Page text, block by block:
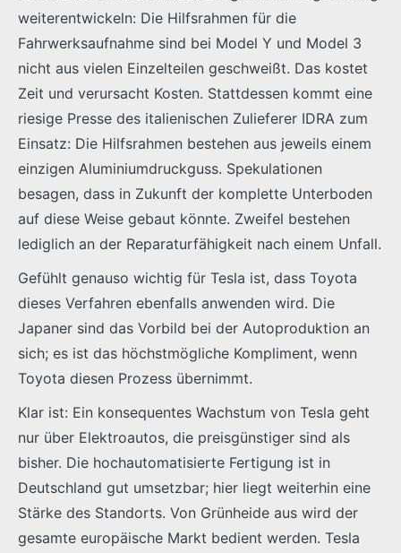
weiterentwickeln: Die Hilfsrahmen für die
Fahrwerksaufnahme sind bei Model Y und Model 3
nicht aus vielen Einzelteilen geschweißt. Das kostet
Zeit und verursacht Kosten. Stattdessen kommt eine
riesige Presse des italienischen Zulieferer IDRA zum
Einsatz: Die Hilfsrahmen bestehen aus jeweils einem
einzigen Aluminiumdruckguss. Spekulationen
besagen, dass in Zukunft der komplette Unterboden
auf diese Weise gebaut könnte. Zweifel bestehen
lediglich an der Reparaturfähigkeit nach einem Unfall.
Gefühlt genauso wichtig für Tesla ist, dass Toyota
dieses Verfahren ebenfalls anwenden wird. Die
Japaner sind das Vorbild bei der Autoproduktion an
sich; es ist das höchstmögliche Kompliment, wenn
Toyota diesen Prozess übernimmt.
Klar ist: Ein konsequentes Wachstum von Tesla geht
nur über Elektroautos, die preisgünstiger sind als
bisher. Die hochautomatisierte Fertigung ist in
Deutschland gut umsetzbar; hier liegt weiterhin eine
Stärke des Standorts. Von Grünheide aus wird der
gesamte europäische Markt bedient werden. Tesla